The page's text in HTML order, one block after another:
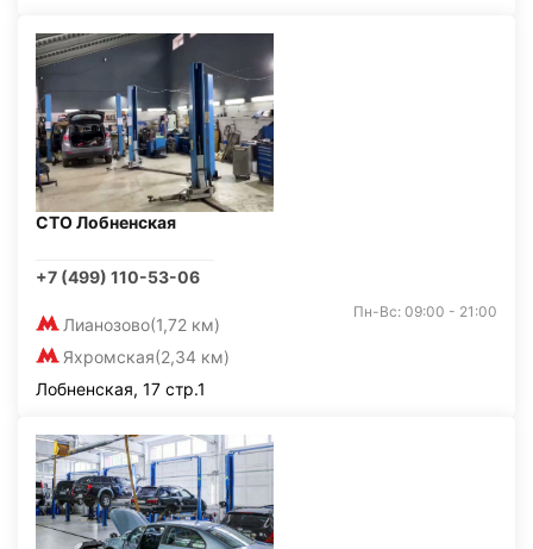
СТО Лобненская
+7 (499) 110-53-06
Лианозово(1,72 км)
Яхромская(2,34 км)
Пн-Вс: 09:00 - 21:00
Лобненская, 17 стр.1